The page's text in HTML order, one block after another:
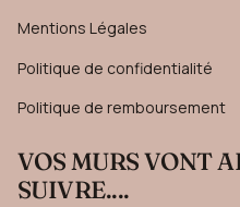
Mentions Légales
Politique de confidentialité
Politique de remboursement
VOS MURS VONT
SUIVRE....